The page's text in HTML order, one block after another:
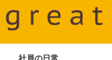
社員の日常